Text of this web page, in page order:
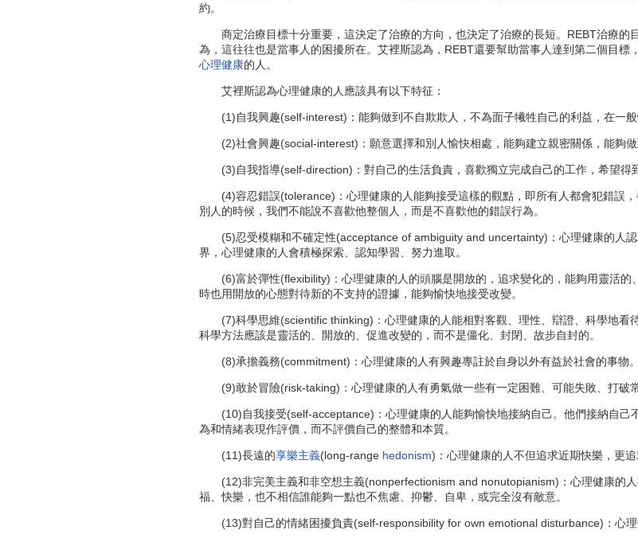
約。
商定治療目標十分重要，這決定了治療的方向，也決定了治療的長短。REBT治療的
為，這往往也是當事人的困擾所在。艾裡斯認為，REBT還要幫助當事人達到第二個目
心理健康的人。
艾裡斯認為心理健康的人應該具有以下特征：
(1)自我興趣(self-interest)：能夠做到不自欺欺人，不為面子犧牲自己的利益，在一般
(2)社會興趣(social-interest)：願意選擇和別人愉快相處，能夠建立親密關係，能夠做
(3)自我指導(self-direction)：對自己的生活負責，喜歡獨立完成自己的工作，希望得
(4)容忍錯誤(tolerance)：心理健康的人能夠接受這樣的觀點，即所有人都會犯錯誤
別人的時候，我們不能說不喜歡他整個人，而是不喜歡他的錯誤行為。
(5)忍受模糊和不確定性(acceptance of ambiguity and uncertainty)：心理健康的人認
界，心理健康的人會積極探索、認知學習、努力進取。
(6)富於彈性(flexibility)：心理健康的人的頭腦是開放的，追求變化的，能夠用靈活的
時也用開放的心態對待新的不支持的證據，能夠愉快地接受改變。
(7)科學思維(scientific thinking)：心理健康的人能相對客觀、理性、辯證、科學地看
科學方法應該是靈活的、開放的、促進改變的，而不是僵化、封閉、故步自封的。
(8)承擔義務(commitment)：心理健康的人有興趣專註於自身以外有益於社會的事物。
(9)敢於冒險(risk-taking)：心理健康的人有勇氣做一些有一定困難、可能失敗、打破常
(10)自我接受(self-acceptance)：心理健康的人能夠愉快地接納自己。他們接納自己
為和情緒表現作評價，而不評價自己的整體和本質。
(11)長遠的享樂主義(long-range hedonism)：心理健康的人不但追求近期快樂，更
(12)非完美主義和非空想主義(nonperfectionism and nonutopianism)：心理健康的
福、快樂，也不相信誰能夠一點也不焦慮、抑鬱、自卑，或完全沒有敵意。
(13)對自己的情緒困擾負責(self-responsibility for own emotional disturbance)：心理